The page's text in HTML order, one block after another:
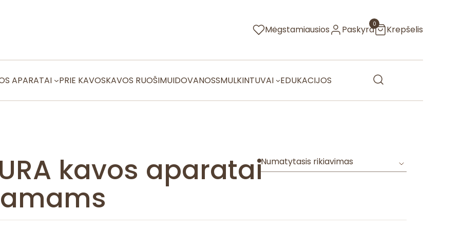
Mėgstamiausios Paskyra Krepšelis
0
APARATAI PRIE KAVOSKAVOS RUOŠIMUIDOVANOSSMULKINTUVAI EDUKACIJOS
kavos aparatai